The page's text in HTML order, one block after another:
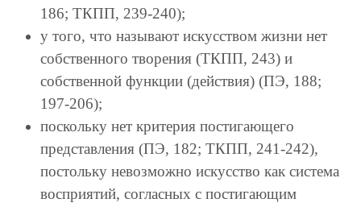
186; ТКПП, 239-240);
у того, что называют искусством жизни нет
собственного творения (ТКПП, 243) и
собственной функции (действия) (ПЭ, 188;
197-206);
поскольку нет критерия постигающего
представления (ПЭ, 182; ТКПП, 241-242),
постольку невозможно искусство как система
восприятий, согласных с постигающим